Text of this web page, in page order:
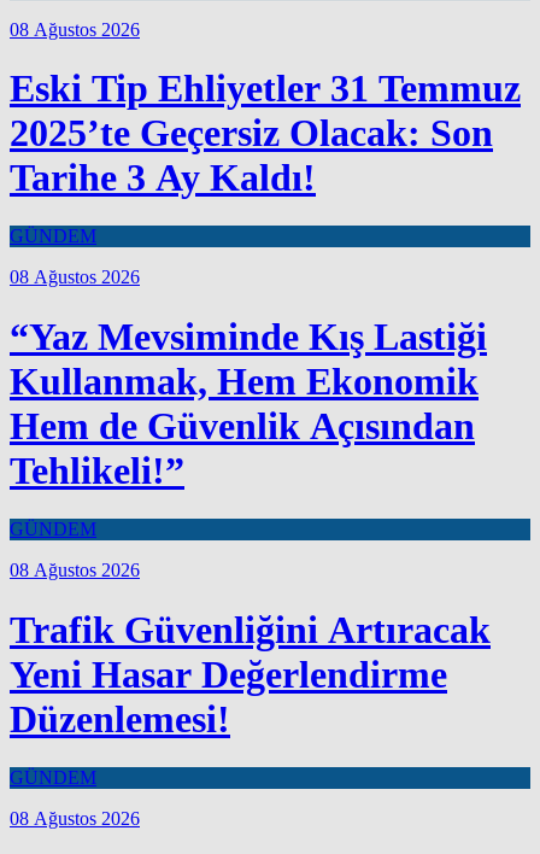
08 Ağustos 2026
Eski Tip Ehliyetler 31 Temmuz
2025’te Geçersiz Olacak: Son
Tarihe 3 Ay Kaldı!
GÜNDEM
08 Ağustos 2026
“Yaz Mevsiminde Kış Lastiği
Kullanmak, Hem Ekonomik
Hem de Güvenlik Açısından
Tehlikeli!”
GÜNDEM
08 Ağustos 2026
Trafik Güvenliğini Artıracak
Yeni Hasar Değerlendirme
Düzenlemesi!
GÜNDEM
08 Ağustos 2026